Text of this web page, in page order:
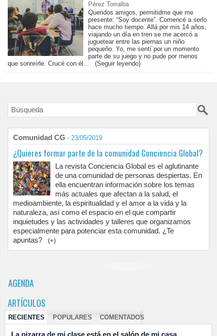
Pérez Torralba
Queridos amigos, permitidme que me
presente: “Soy docente”. Comencé a serlo
hace mucho tiempo. Allá por mis 14 años,
viajando un día en tren se me acercó a
juguetear entre las piernas un niño
pequeño. Yo, me sentí por un momento
parte de su juego y no pude por menos
que sonreírle. Crucé con él... (Seguir leyendo)
Comunidad CG - 23/05/2019
¿Quieres formar parte de la comunidad Conciencia Global?
La revista Conciencia Global es el aglutinante
de una comunidad de personas despiertas. En
ella encuentran información sobre los temas
más actuales que afectan a la salud, el
medioambiente, la espiritualidad y el amor a la vida y la
naturaleza, así como el espacio en el que compartir
inquietudes y las actividades y talleres que organizamos
especialmente para potenciar esta comunidad. ¿Te
apuntas?
(+)
AGENDA
ARTÍCULOS
RECIENTES POPULARES COMENTADOS
La pizarra de mi clase está en el salón de mi casa